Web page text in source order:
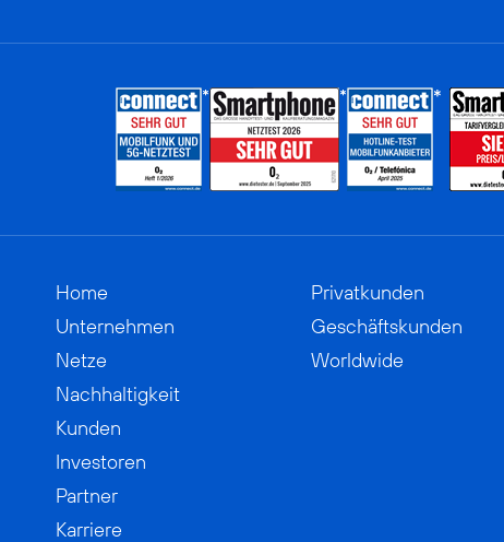
Home
Unternehmen
Netze
Nachhaltigkeit
Kunden
Investoren
Partner
Karriere
Privatkunden
Geschäftskunden
Worldwide